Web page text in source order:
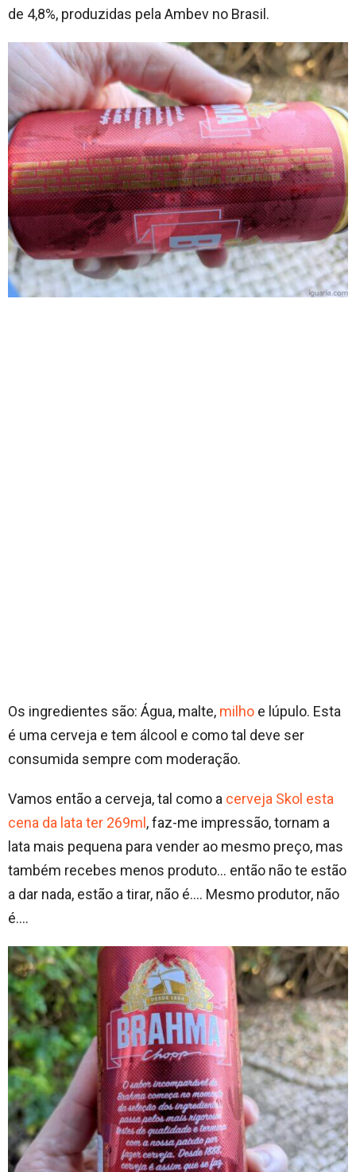
de 4,8%, produzidas pela Ambev no Brasil.
Os ingredientes são: Água, malte, milho e lúpulo. Esta
é uma cerveja e tem álcool e como tal deve ser
consumida sempre com moderação.
Vamos então a cerveja, tal como a cerveja Skol esta
cena da lata ter 269ml , faz-me impressão, tornam a
lata mais pequena para vender ao mesmo preço, mas
também recebes menos produto… então não te estão
a dar nada, estão a tirar, não é…. Mesmo produtor, não
é….